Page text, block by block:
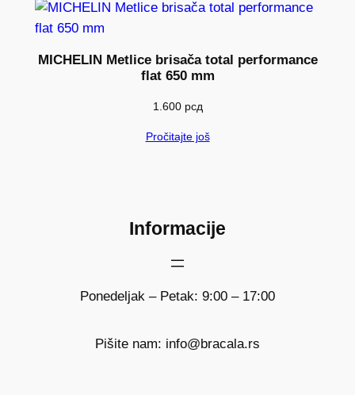
MICHELIN Metlice brisača total performance
flat 650 mm
1.600 рсд
Pročitajte još
Informacije
Ponedeljak – Petak: 9:00 – 17:00
Pišite nam: info@bracala.rs